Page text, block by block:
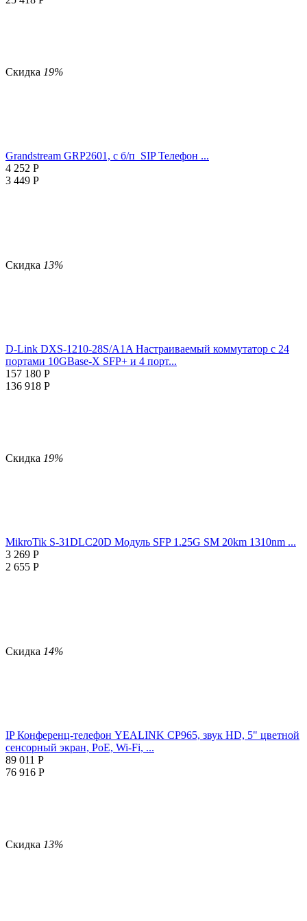
Скидка 19%
Grandstream GRP2601, с б/п SIP Телефон ...
4 252 Р
3 449 Р
Скидка 13%
D-Link DXS-1210-28S/A1A Настраиваемый коммутатор с 24
портами 10GBase-X SFP+ и 4 порт...
157 180 Р
136 918 Р
Скидка 19%
MikroTik S-31DLC20D Модуль SFP 1.25G SM 20km 1310nm ...
3 269 Р
2 655 Р
Скидка 14%
IP Конференц-телефон YEALINK CP965, звук HD, 5" цветной
сенсорный экран, PoE, Wi-Fi, ...
89 011 Р
76 916 Р
Скидка 13%